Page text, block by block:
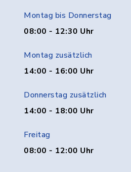
Montag bis Donnerstag
08:00 - 12:30 Uhr
Montag zusätzlich
14:00 - 16:00 Uhr
Donnerstag zusätzlich
14:00 - 18:00 Uhr
Freitag
08:00 - 12:00 Uhr